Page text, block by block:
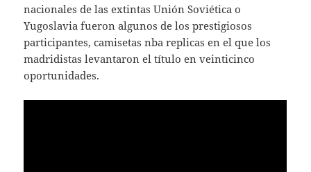
nacionales de las extintas Unión Soviética o
Yugoslavia fueron algunos de los prestigiosos
participantes, camisetas nba replicas en el que los
madridistas levantaron el título en veinticinco
oportunidades.